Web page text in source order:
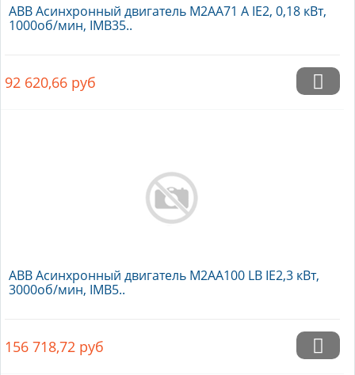
ABB Асинхронный двигатель M2AA71 A IE2, 0,18 кВт,
1000об/мин, IMB35..
92 620,66 руб
ABB Асинхронный двигатель M2AA100 LB IE2,3 кВт,
3000об/мин, IMB5..
156 718,72 руб